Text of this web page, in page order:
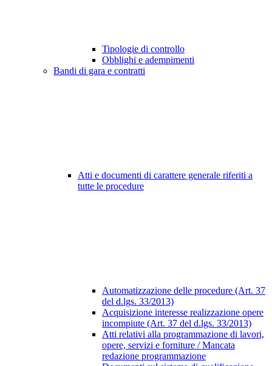
Tipologie di controllo
Obblighi e adempimenti
Bandi di gara e contratti
Atti e documenti di carattere generale riferiti a
tutte le procedure
Automatizzazione delle procedure (Art. 37
del d.lgs. 33/2013)
Acquisizione interesse realizzazione opere
incompiute (Art. 37 del d.lgs. 33/2013)
Atti relativi alla programmazione di lavori,
opere, servizi e forniture / Mancata
redazione programmazione